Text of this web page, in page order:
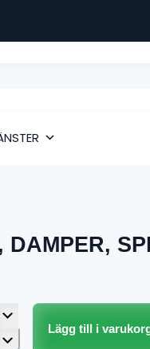
DAMPER,
Lägg till i